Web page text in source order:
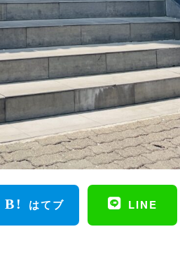
はてブ LINE